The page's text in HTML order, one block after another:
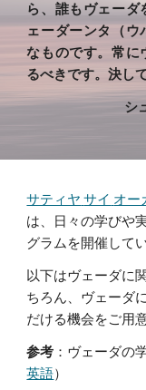
ら、誰もヴェーダ
ェーダーンタ（ウ
なものです。常に
るべきです。決し
シ
サティヤ サイ オー
は、日々の学びや
グラムを開催して
以下はヴェーダに
ちろん、ヴェーダ
だける機会をご用
参考 ： ヴェーダの
英語）